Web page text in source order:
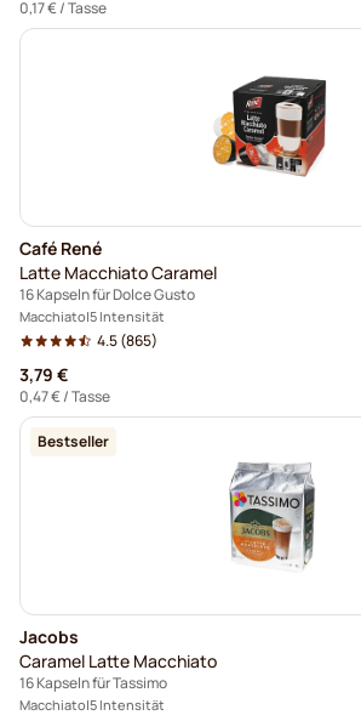
0,17 €/ Tasse
Café René
Latte Macchiato Caramel
16 Kapseln für Dolce Gusto
Macchiato 5 Intensität
4.5(865)
3,79 €
0,47 €/ Tasse
Bestseller
Jacobs
Caramel Latte Macchiato
16 Kapseln für Tassimo
Macchiato 5 Intensität